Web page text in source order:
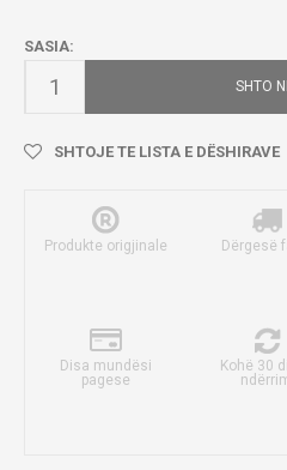
SASIA:
SHTO
SHTOJE TE LISTA E DËSHIRAVE
Produkte origjinale Dërgesë
Disa mundësi
pagese
Kohë 30